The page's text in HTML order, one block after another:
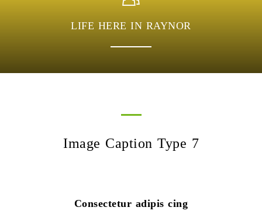
LIFE HERE IN RAYNOR
Image Caption Type 7
Consectetur adipis cing